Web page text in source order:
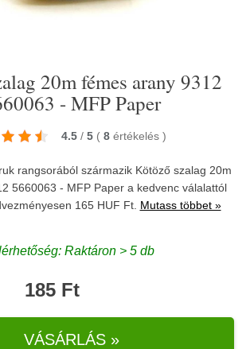
20m fémes arany 9312
- MFP Paper
4.5 / 5 ( 8 értékelés )
rangsorából származik Kötöző szalag 20m
5660063 - MFP Paper a kedvenc válalattól
165 HUF Ft. Mutass többet »
Raktáron > 5 db
185 Ft
VÁSÁRLÁS »